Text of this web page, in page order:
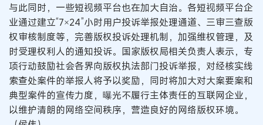
与此同时，一些短视频平台也在加大自治。各短视频平台企
业通过建立“7×24”小时用户投诉举报处理通道、三审三查版
权审核制度等，完善版权投诉处理机制，加强维权管理，及
时受理权利人的通知投诉。国家版权局相关负责人表示，专
项行动鼓励社会各界向版权执法部门投诉举报，对经核实线
索查处案件的举报人将予以奖励，同时将加大对大案要案和
典型案件的宣传力度，曝光不履行主体责任的互联网企业，
以维护清朗的网络空间秩序，营造良好的网络版权环境。